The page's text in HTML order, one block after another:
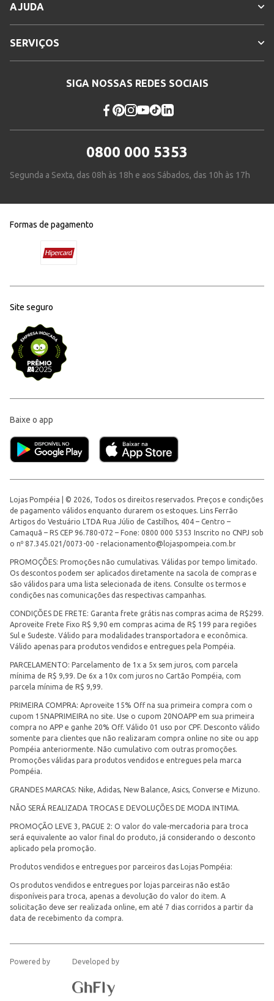
AJUDA
SERVIÇOS
SIGA NOSSAS REDES SOCIAIS
0800 000 5353
Segunda a Sexta, das 08h às 18h e aos Sábados, das 10h às 17h
Formas de pagamento
Site seguro
Baixe o app
Lojas Pompéia | © 2026, Todos os direitos reservados. Preços e condições
de pagamento válidos enquanto durarem os estoques. Lins Ferrão
Artigos do Vestuário LTDA Rua Júlio de Castilhos, 404 – Centro –
Camaquã – RS CEP 96.780-072 – Fone: 0800 000 5353 Inscrito no CNPJ sob
o nº 87.345.021/0073-00 - relacionamento@lojaspompeia.com.br
PROMOÇÕES: Promoções não cumulativas. Válidas por tempo limitado.
Os descontos podem ser aplicados diretamente na sacola de compras e
são válidos para uma lista selecionada de itens. Consulte os termos e
condições nas comunicações das respectivas campanhas.
CONDIÇÕES DE FRETE: Garanta frete grátis nas compras acima de R$299.
Aproveite Frete Fixo R$ 9,90 em compras acima de R$ 199 para regiões
Sul e Sudeste. Válido para modalidades transportadora e econômica.
Válido apenas para produtos vendidos e entregues pela Pompéia.
PARCELAMENTO: Parcelamento de 1x a 5x sem juros, com parcela
mínima de R$ 9,99. De 6x a 10x com juros no Cartão Pompéia, com
parcela mínima de R$ 9,99.
PRIMEIRA COMPRA: Aproveite 15% Off na sua primeira compra com o
cupom 15NAPRIMEIRA no site. Use o cupom 20NOAPP em sua primeira
compra no APP e ganhe 20% Off. Válido 01 uso por CPF. Desconto válido
somente para clientes que não realizaram compra online no site ou app
Pompéia anteriormente. Não cumulativo com outras promoções.
Promoções válidas para produtos vendidos e entregues pela marca
Pompéia.
GRANDES MARCAS: Nike, Adidas, New Balance, Asics, Converse e Mizuno.
NÃO SERÁ REALIZADA TROCAS E DEVOLUÇÕES DE MODA INTIMA.
PROMOÇÃO LEVE 3, PAGUE 2: O valor do vale-mercadoria para troca
será equivalente ao valor final do produto, já considerando o desconto
aplicado pela promoção.
Produtos vendidos e entregues por parceiros das Lojas Pompéia:
Os produtos vendidos e entregues por lojas parceiras não estão
disponíveis para troca, apenas a devolução do valor do item. A
solicitação deve ser realizada online, em até 7 dias corridos a partir da
data de recebimento da compra.
Powered by Developed by